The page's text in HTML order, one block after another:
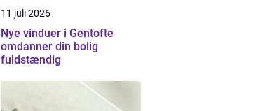
11 juli 2026
Nye vinduer i Gentofte
omdanner din bolig
fuldstændig